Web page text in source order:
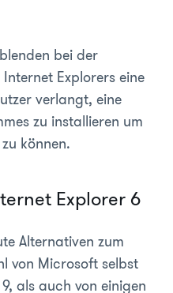
bei der
Explorers eine
verlangt, eine
zu installieren um
können.
Explorer 6
Alternativen zum
von Microsoft selbst
als auch von einigen